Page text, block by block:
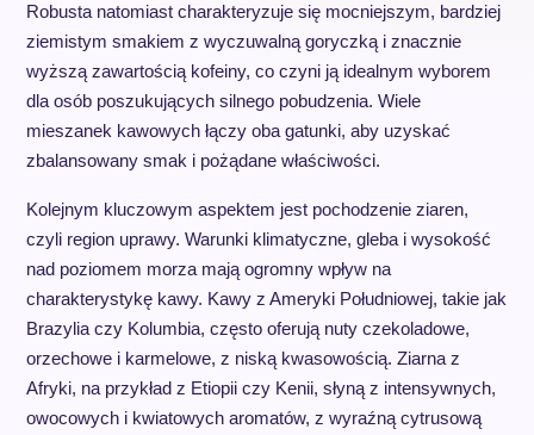
Robusta natomiast charakteryzuje się mocniejszym, bardziej
ziemistym smakiem z wyczuwalną goryczką i znacznie
wyższą zawartością kofeiny, co czyni ją idealnym wyborem
dla osób poszukujących silnego pobudzenia. Wiele
mieszanek kawowych łączy oba gatunki, aby uzyskać
zbalansowany smak i pożądane właściwości.
Kolejnym kluczowym aspektem jest pochodzenie ziaren,
czyli region uprawy. Warunki klimatyczne, gleba i wysokość
nad poziomem morza mają ogromny wpływ na
charakterystykę kawy. Kawy z Ameryki Południowej, takie jak
Brazylia czy Kolumbia, często oferują nuty czekoladowe,
orzechowe i karmelowe, z niską kwasowością. Ziarna z
Afryki, na przykład z Etiopii czy Kenii, słyną z intensywnych,
owocowych i kwiatowych aromatów, z wyraźną cytrusową